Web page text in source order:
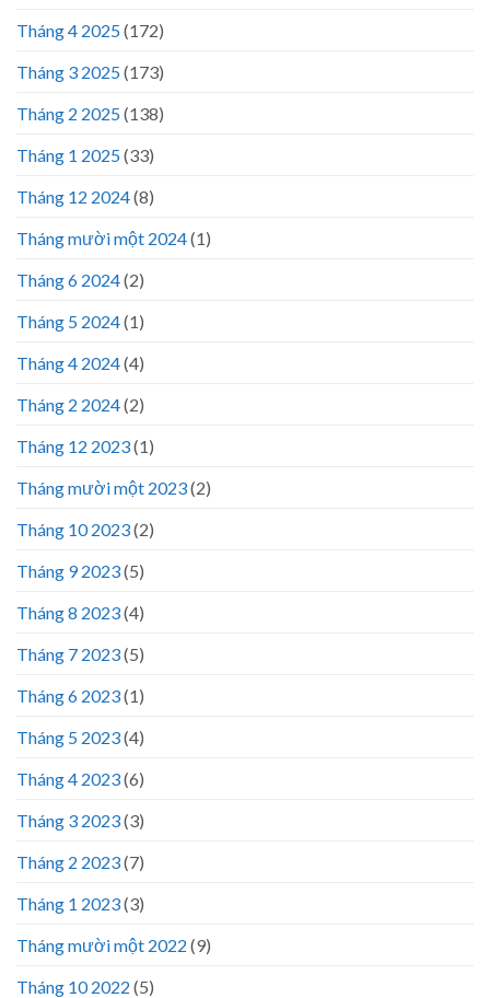
Tháng 4 2025(172)
Tháng 3 2025(173)
Tháng 2 2025(138)
Tháng 1 2025(33)
Tháng 12 2024(8)
Tháng mười một 2024(1)
Tháng 6 2024(2)
Tháng 5 2024(1)
Tháng 4 2024(4)
Tháng 2 2024(2)
Tháng 12 2023(1)
Tháng mười một 2023(2)
Tháng 10 2023(2)
Tháng 9 2023(5)
Tháng 8 2023(4)
Tháng 7 2023(5)
Tháng 6 2023(1)
Tháng 5 2023(4)
Tháng 4 2023(6)
Tháng 3 2023(3)
Tháng 2 2023(7)
Tháng 1 2023(3)
Tháng mười một 2022 (9)
Tháng 10 2022 (5)